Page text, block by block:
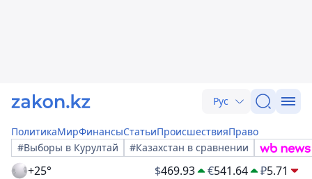
Рус
ПолитикаМирФинансыСтатьиПроисшествияПраво
#Выборы в Курултай
#Казахстан в сравнении
+25° $469.93 €541.64 ₽5.71